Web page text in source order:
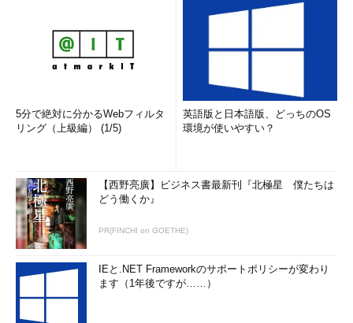
5分で絶対に分かるWebフィルタ
リング（上級編） (1/5)
英語版と日本語版、どっちのOS
環境が使いやすい？
【西野亮廣】ビジネス書最新刊『北極星 僕たちは
どう働くか』
PR(FINCHI on GOETHE)
IEと.NET Frameworkのサポートポリシーが変わり
ます（1年後ですが……）